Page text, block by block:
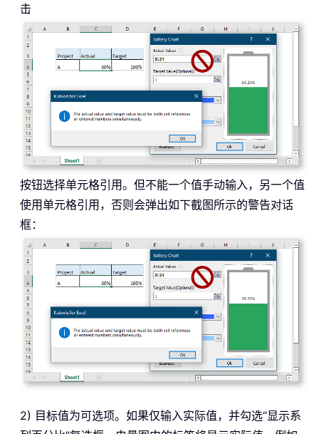
击
按钮选择单元格引用。但不能一个值手动输入，另一个值
使用单元格引用，否则会弹出如下截图所示的警告对话
框：
2) 目标值为可选项。如果仅输入实际值，并勾选“显示系